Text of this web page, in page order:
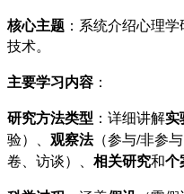
核心主题 ：系统介绍心理
技术。
主要学习内容 ：
研究方法类型 ：详细讲解实
验）、 观察法（参与/非参与
卷、访谈）、 相关研究和个